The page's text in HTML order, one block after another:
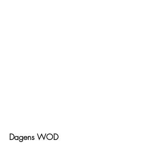
Dagens WOD